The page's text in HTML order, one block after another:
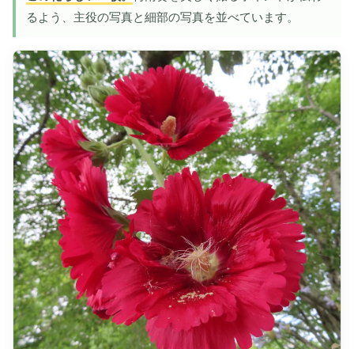
るよう、主役の写真と細部の写真を並べています。